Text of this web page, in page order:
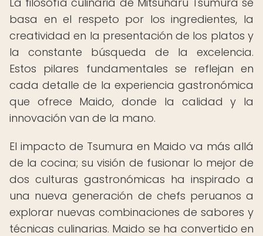
basa en el respeto por los ingredientes, la
creatividad en la presentación de los platos y
la constante búsqueda de la excelencia.
Estos pilares fundamentales se reflejan en
cada detalle de la experiencia gastronómica
que ofrece Maido, donde la calidad y la
innovación van de la mano.
El impacto de Tsumura en Maido va más allá
de la cocina; su visión de fusionar lo mejor de
dos culturas gastronómicas ha inspirado a
una nueva generación de chefs peruanos a
explorar nuevas combinaciones de sabores y
técnicas culinarias. Maido se ha convertido en